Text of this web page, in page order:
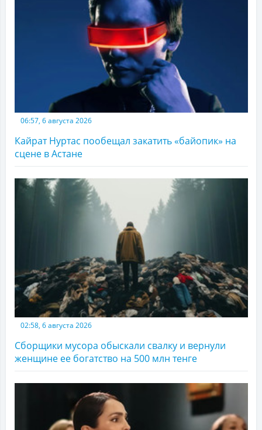
06:57, 6 августа 2026
Кайрат Нуртас пообещал закатить «байопик» на
сцене в Астане
02:58, 6 августа 2026
Сборщики мусора обыскали свалку и вернули
женщине ее богатство на 500 млн тенге